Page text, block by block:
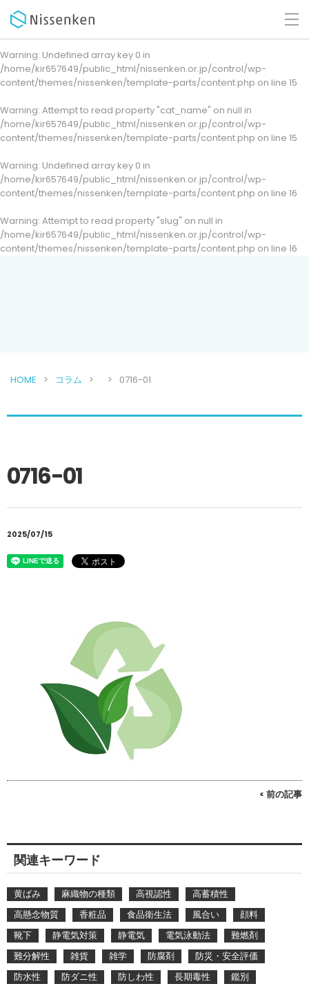
Warning: Undefined array key 0 in
/home/kir657649/public_html/nissenken.or.jp/control/wp-
content/themes/nissenken/template-parts/content.php on line 15
Warning: Attempt to read property "cat_name" on null in
/home/kir657649/public_html/nissenken.or.jp/control/wp-
content/themes/nissenken/template-parts/content.php on line 15
Warning: Undefined array key 0 in
/home/kir657649/public_html/nissenken.or.jp/control/wp-
content/themes/nissenken/template-parts/content.php on line 16
Warning: Attempt to read property "slug" on null in
/home/kir657649/public_html/nissenken.or.jp/control/wp-
content/themes/nissenken/template-parts/content.php on line 16
HOME コラム 0716-01
0716-01
2025/07/15
< 前の記事
関連キーワード
黄ばみ 麻織物の種類 高視認性
高蓄積性
高懸念物質
香粧品 食品衛生法 風合い
顔料
靴下
静電気対策 静電気 電気泳動法
難燃剤
難分解性
雑貨 雑学 防腐剤
防災・安全評価
防水性
防ダニ性 防しわ性 長期毒性
鑑別